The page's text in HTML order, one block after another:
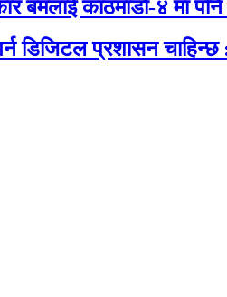
बमलाई काठमाडौं-४ मा
डिजिटल प्रशासन चाहिन्छ